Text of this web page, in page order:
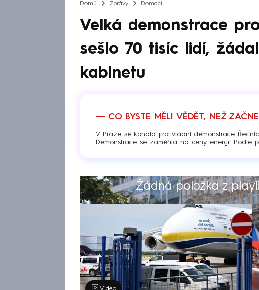
Domů Zprávy Domácí
Velká demonstrace
sešlo 70 tisíc lidí,
kabinetu
CO BYSTE MĚLI VĚDĚT, NEŽ
V Praze se konala protivládní demonstrace
Demonstrace se zaměřila na ceny energií Podle
Žádná položka z
Výběr redakce
Video